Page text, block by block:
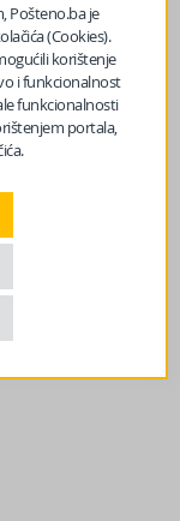
Viber Email
Pošteno.ba je
(Cookies).
korištenje
i funkcionalnost
funkcionalnosti
portala,